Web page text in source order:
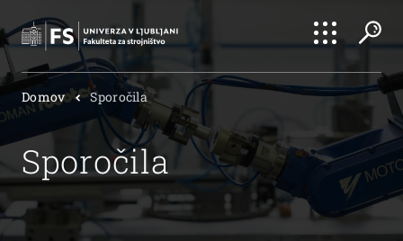
Išči
Išči
Domov Sporočila
Sporočila